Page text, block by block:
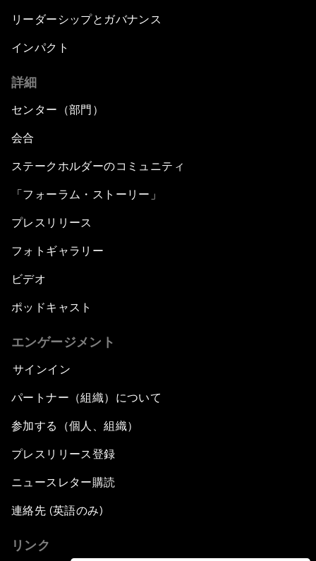
リーダーシップとガバナンス
インパクト
詳細
センター（部門）
会合
ステークホルダーのコミュニティ
「フォーラム・ストーリー」
プレスリリース
フォトギャラリー
ビデオ
ポッドキャスト
エンゲージメント
サインイン
パートナー（組織）について
参加する（個人、組織）
プレスリリース登録
ニュースレター購読
連絡先 (英語のみ)
リンク